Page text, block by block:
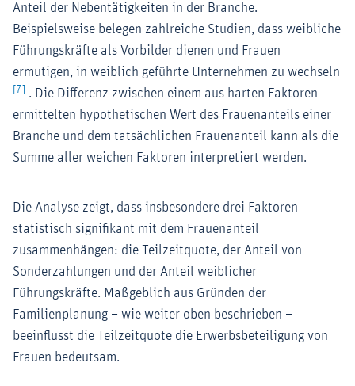
Anteil der Nebentätigkeiten in der Branche.
Beispielsweise belegen zahlreiche Studien, dass weibliche
Führungskräfte als Vorbilder dienen und Frauen
ermutigen, in weiblich geführte Unternehmen zu wechseln
[7] . Die Differenz zwischen einem aus harten Faktoren
ermittelten hypothetischen Wert des Frauenanteils einer
Branche und dem tatsächlichen Frauenanteil kann als die
Summe aller weichen Faktoren interpretiert werden.
Die Analyse zeigt, dass insbesondere drei Faktoren
statistisch signifikant mit dem Frauenanteil
zusammenhängen: die Teilzeitquote, der Anteil von
Sonderzahlungen und der Anteil weiblicher
Führungskräfte. Maßgeblich aus Gründen der
Familienplanung – wie weiter oben beschrieben –
beeinflusst die Teilzeitquote die Erwerbsbeteiligung von
Frauen bedeutsam.